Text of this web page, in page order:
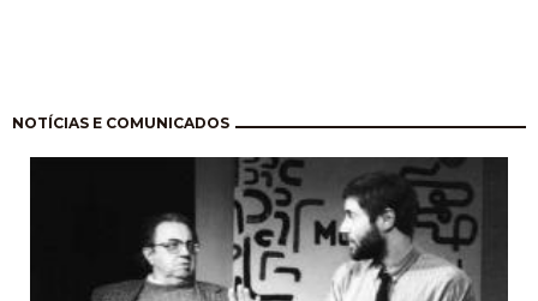
NOTÍCIAS E COMUNICADOS
Paginação